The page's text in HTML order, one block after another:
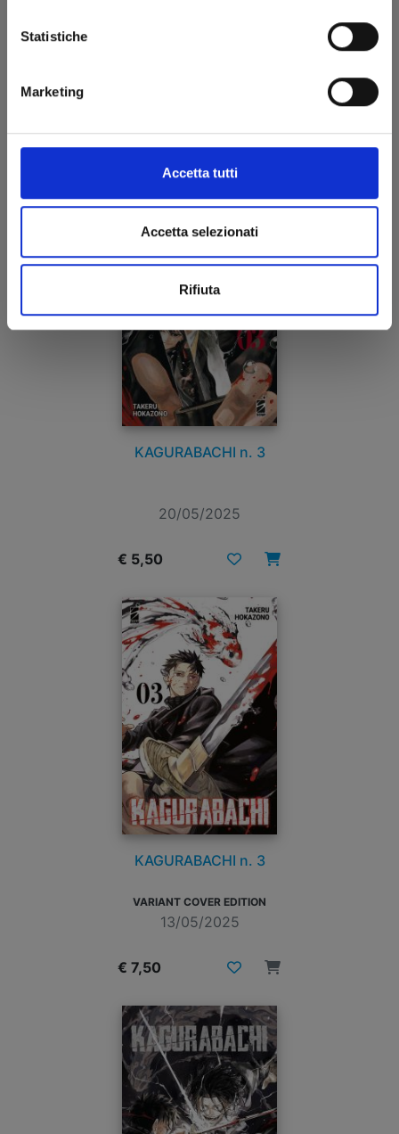
Statistiche
Marketing
Accetta tutti
Accetta selezionati
Rifiuta
€ 5,90
KAGURABACHI n. 3
20/05/2025
€ 5,50
KAGURABACHI n. 3
VARIANT COVER EDITION
13/05/2025
€ 7,50